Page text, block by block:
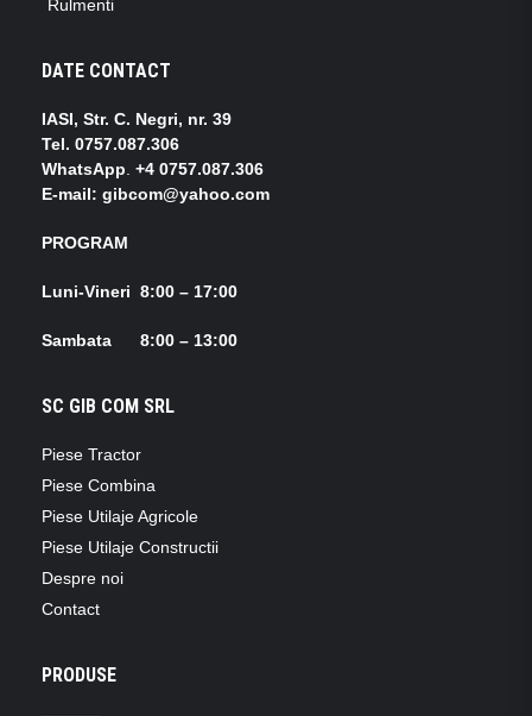
Rulmenti
DATE CONTACT
IASI, Str. C. Negri, nr. 39
Tel. 0757.087.306
WhatsApp +4 0757.087.306
E-mail: gibcom@yahoo.com
PROGRAM
Luni-Vineri 8:00 – 17:00
Sambata 8:00 – 13:00
SC GIB COM SRL
Piese Tractor
Piese Combina
Piese Utilaje Agricole
Piese Utilaje Constructii
Despre noi
Contact
PRODUSE